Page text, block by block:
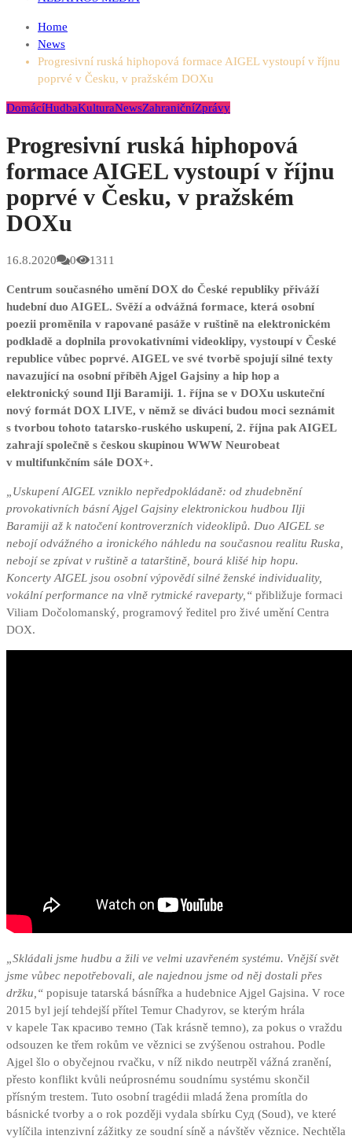
Home
News
Progresivní ruská hiphopová formace AIGEL vystoupí v říjnu
poprvé v Česku, v pražském DOXu
DomácíHudbaKulturaNewsZahraničníZprávy
Progresivní ruská hiphopová
formace AIGEL vystoupí v říjnu
poprvé v Česku, v pražském
DOXu
16.8.2020 0 1311
Centrum současného umění DOX do České republiky přiváží
hudební duo AIGEL. Svěží a odvážná formace, která osobní
poezii proměnila v rapované pasáže v ruštině na elektronickém
podkladě a doplnila provokativními videoklipy, vystoupí v České
republice vůbec poprvé. AIGEL ve své tvorbě spojují silné texty
navazující na osobní příběh Ajgel Gajsiny a hip hop a
elektronický sound Ilji Baramiji. 1. října se v DOXu uskuteční
nový formát DOX LIVE, v němž se diváci budou moci seznámit
s tvorbou tohoto tatarsko-ruského uskupení, 2. října pak AIGEL
zahrají společně s českou skupinou WWW Neurobeat
v multifunkčním sále DOX+.
„Uskupení AIGEL vzniklo nepředpokládaně: od zhudebnění
provokativních básní Ajgel Gajsiny elektronickou hudbou Ilji
Baramiji až k natočení kontroverzních videoklipů. Duo AIGEL se
nebojí odvážného a ironického náhledu na současnou realitu Ruska,
nebojí se zpívat v ruštině a tatarštině, bourá klišé hip hopu.
Koncerty AIGEL jsou osobní výpovědí silné ženské individuality,
vokální performance na vlně rytmické raveparty,“ přibližuje formaci
Viliam Dočolomanský, programový ředitel pro živé umění Centra
DOX.
„Skládali jsme hudbu a žili ve velmi uzavřeném systému. Vnější svět
jsme vůbec nepotřebovali, ale najednou jsme od něj dostali přes
držku,“ popisuje tatarská básnířka a hudebnice Ajgel Gajsina. V roce
2015 byl její tehdejší přítel Temur Chadyrov, se kterým hrála
v kapele Так красиво темно (Tak krásně temno), za pokus o vraždu
odsouzen ke třem rokům ve věznici se zvýšenou ostrahou. Podle
Ajgel šlo o obyčejnou rvačku, v níž nikdo neutrpěl vážná zranění,
přesto konflikt kvůli neúprosnému soudnímu systému skončil
přísným trestem. Tuto osobní tragédii mladá žena promítla do
básnické tvorby a o rok později vydala sbírku Суд (Soud), ve které
vylíčila intenzivní zážitky ze soudní síně a návštěv věznice. Nechtěla